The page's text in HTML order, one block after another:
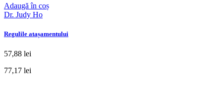
Adaugă în coș
Dr. Judy Ho
Regulile atașamentului
57,88 lei
77,17 lei